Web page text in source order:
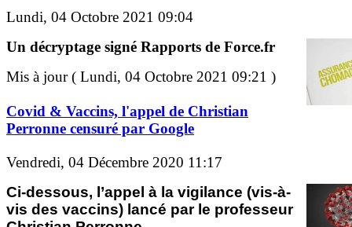
Lundi, 04 Octobre 2021 09:04
Un décryptage signé Rapports de Force.fr
Mis à jour ( Lundi, 04 Octobre 2021 09:21 )
Covid & Vaccins, l'appel de Christian
Perronne censuré par Google
Vendredi, 04 Décembre 2020 11:17
Ci-dessous, l’appel à la vigilance (vis-à-
vis des vaccins) lancé par le professeur